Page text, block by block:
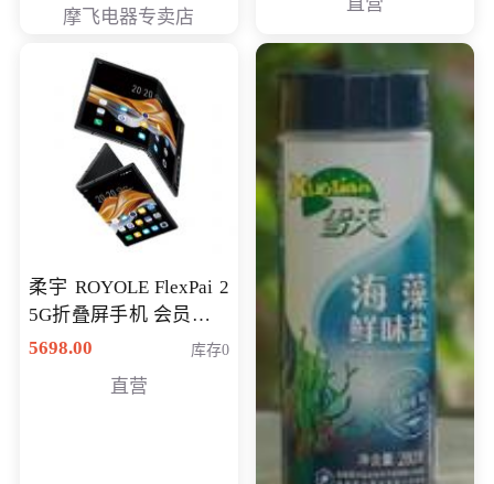
摩飞电器专卖店
柔宇 ROYOLE FlexPai 2
5G折叠屏手机 会员专享
购买价格 4998元
5698.00 库存0
直营